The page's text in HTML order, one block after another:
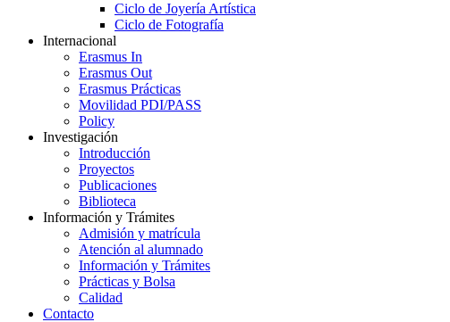
Ciclo de Joyería Artística
Ciclo de Fotografía
Internacional
Erasmus In
Erasmus Out
Erasmus Prácticas
Movilidad PDI/PASS
Policy
Investigación
Introducción
Proyectos
Publicaciones
Biblioteca
Información y Trámites
Admisión y matrícula
Atención al alumnado
Información y Trámites
Prácticas y Bolsa
Calidad
Contacto